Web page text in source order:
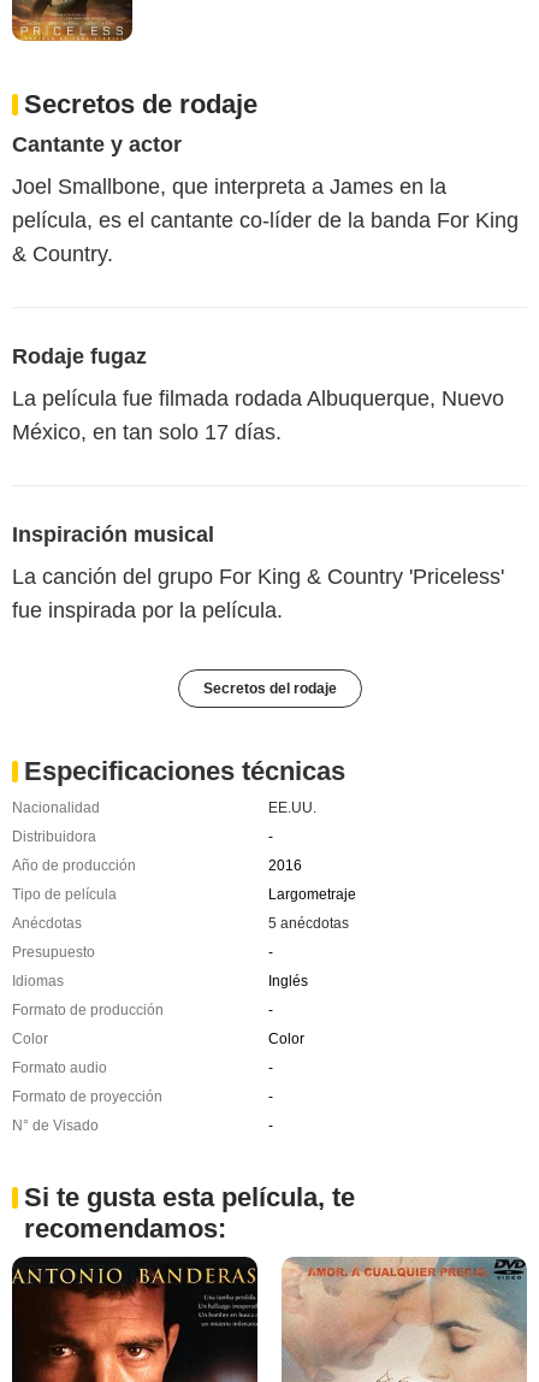
Secretos de rodaje
Cantante y actor
Joel Smallbone, que interpreta a James en la
película, es el cantante co-líder de la banda For King
& Country.
Rodaje fugaz
La película fue filmada rodada Albuquerque, Nuevo
México, en tan solo 17 días.
Inspiración musical
La canción del grupo For King & Country 'Priceless'
fue inspirada por la película.
Secretos del rodaje
Especificaciones técnicas
Nacionalidad
EE.UU.
Distribuidora
-
Año de producción
2016
Tipo de película
Largometraje
Anécdotas
5 anécdotas
Presupuesto
-
Idiomas
Inglés
Formato de producción
-
Color
Color
Formato audio
-
Formato de proyección
-
N° de Visado
-
Si te gusta esta película, te
recomendamos: